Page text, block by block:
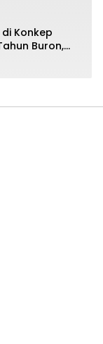
Konkep
Buron,
Lain